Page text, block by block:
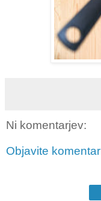
Ni komentarjev:
Objavite komentar